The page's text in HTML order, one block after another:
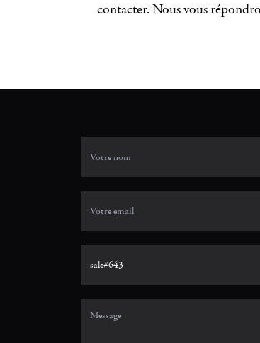
contacter. Nous vous